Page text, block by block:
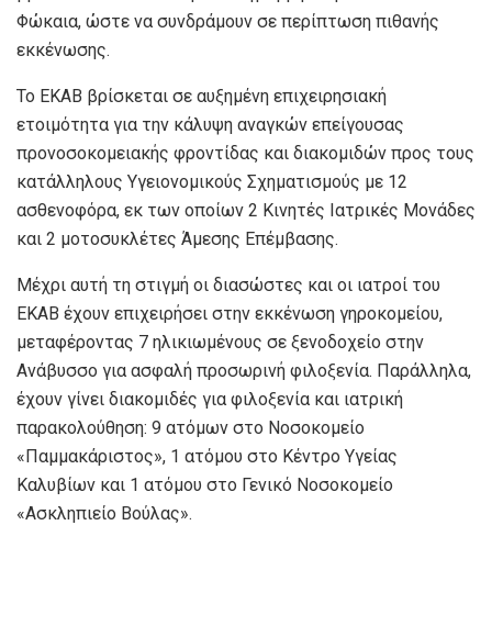
Φώκαια, ώστε να συνδράμουν σε περίπτωση πιθανής
εκκένωσης.
Το ΕΚΑΒ βρίσκεται σε αυξημένη επιχειρησιακή
ετοιμότητα για την κάλυψη αναγκών επείγουσας
προνοσοκομειακής φροντίδας και διακομιδών προς τους
κατάλληλους Υγειονομικούς Σχηματισμούς με 12
ασθενοφόρα, εκ των οποίων 2 Κινητές Ιατρικές Μονάδες
και 2 μοτοσυκλέτες Άμεσης Επέμβασης.
Μέχρι αυτή τη στιγμή οι διασώστες και οι ιατροί του
ΕΚΑΒ έχουν επιχειρήσει στην εκκένωση γηροκομείου,
μεταφέροντας 7 ηλικιωμένους σε ξενοδοχείο στην
Ανάβυσσο για ασφαλή προσωρινή φιλοξενία. Παράλληλα,
έχουν γίνει διακομιδές για φιλοξενία και ιατρική
παρακολούθηση: 9 ατόμων στο Νοσοκομείο
«Παμμακάριστος», 1 ατόμου στο Κέντρο Υγείας
Καλυβίων και 1 ατόμου στο Γενικό Νοσοκομείο
«Ασκληπιείο Βούλας».